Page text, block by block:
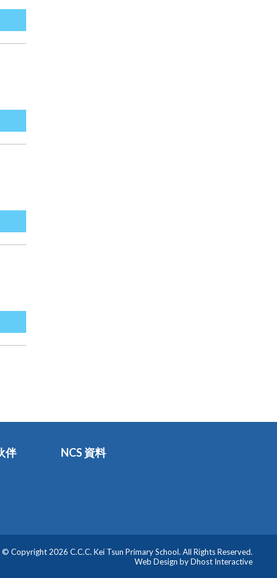
伴 NCS 資料
© Copyright 2026 C.C.C. Kei Tsun Primary School. All Rights Reserved.
Web Design byDhost Interactive